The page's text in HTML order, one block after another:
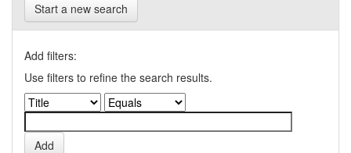
Start a new search
Add filters:
Use filters to refine the search results.